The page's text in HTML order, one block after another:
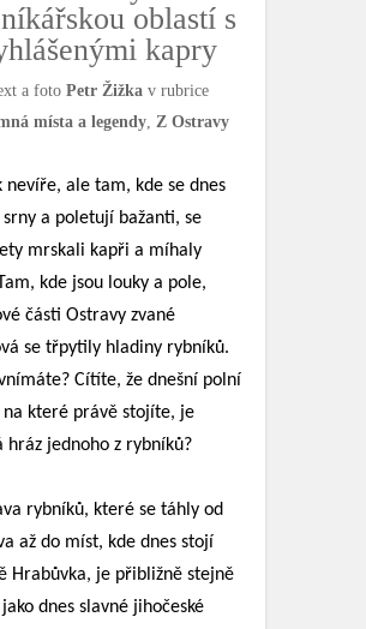
oblastí s
kapry
a foto Petr Žižkav rubrice
místa a legendy, Z Ostravy
nevíře, ale tam, kde se dnes
srny a poletují bažanti, se
mrskali kapři a míhaly
kde jsou louky a pole,
části Ostravy zvané
se třpytily hladiny rybníků.
Cítíte, že dnešní polní
na které právě stojíte, je
hráz jednoho z rybníků?
rybníků, které se táhly od
až do míst, kde dnes stojí
Hrabůvka, je přibližně stejně
dnes slavné jihočeské